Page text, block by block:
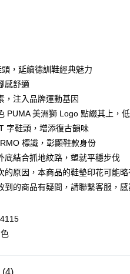
Pay, UnionPay, FPS
$399可享免運費優惠
滿HK$399.00或以上免運費
免運費優惠
，延續德訓鞋經典魅力
感舒適
，注入品牌運動基因
PUMA 美洲獅 Logo 點綴其上，
字鞋頭，增添復古韻味
標識，彰顯鞋款身份
底結合抓地紋路，塑就平穩步伐
的原因，本商品的鞋墊印花可能
到的商品有疑問，請聯繫客服，感
(4)